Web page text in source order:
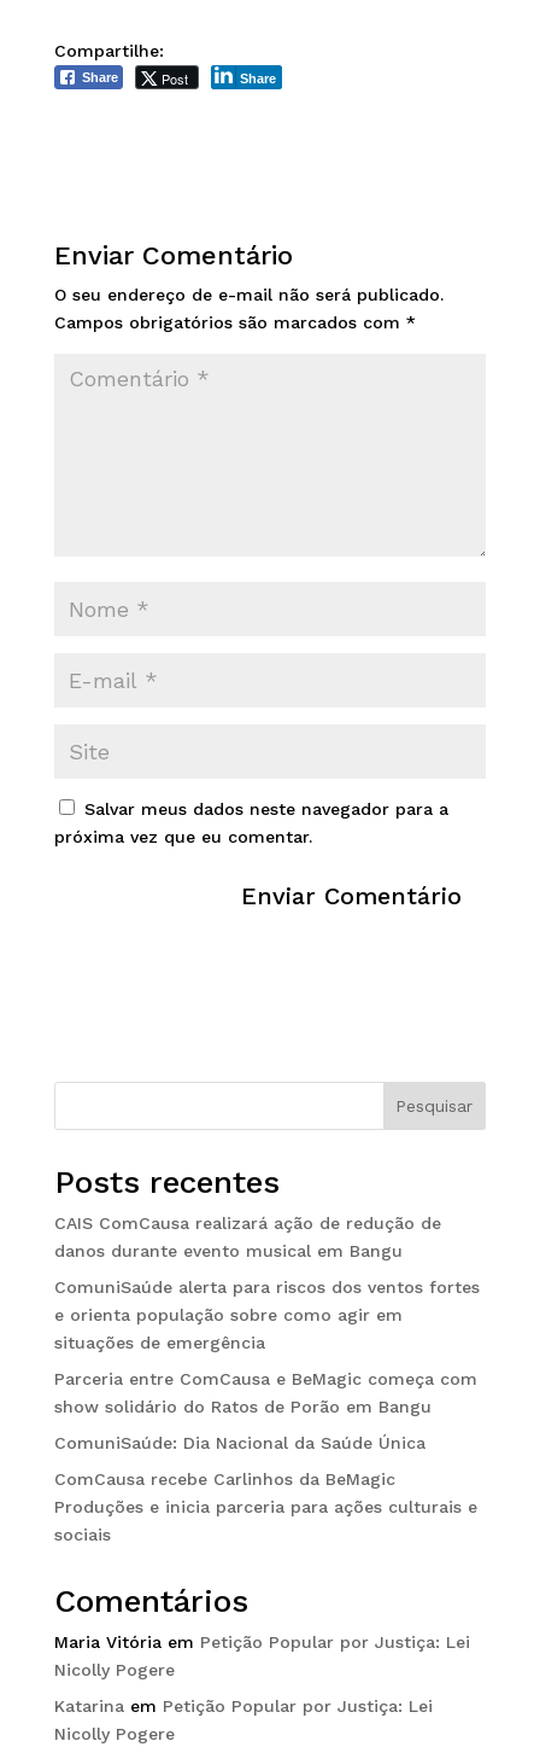
Compartilhe:
Share Post Share
Enviar Comentário
O seu endereço de e-mail não será publicado.
Campos obrigatórios são marcados com *
Salvar meus dados neste navegador para a
próxima vez que eu comentar.
Pesquisar
Posts recentes
CAIS ComCausa realizará ação de redução de
danos durante evento musical em Bangu
ComuniSaúde alerta para riscos dos ventos fortes
e orienta população sobre como agir em
situações de emergência
Parceria entre ComCausa e BeMagic começa com
show solidário do Ratos de Porão em Bangu
ComuniSaúde: Dia Nacional da Saúde Única
ComCausa recebe Carlinhos da BeMagic
Produções e inicia parceria para ações culturais e
sociais
Comentários
Maria Vitóriaem Petição Popular por Justiça: Lei
Nicolly Pogere
Katarinaem Petição Popular por Justiça: Lei
Nicolly Pogere